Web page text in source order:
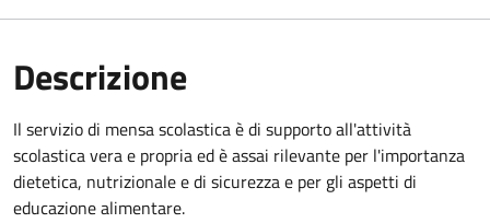
Descrizione
Il servizio di mensa scolastica è di supporto all'attività
scolastica vera e propria ed è assai rilevante per l'importanza
dietetica, nutrizionale e di sicurezza e per gli aspetti di
educazione alimentare.